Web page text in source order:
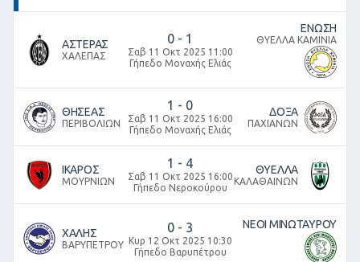
ΑΣΤΕΡΑΣ
ΧΑΛΕΠΑΣ
0 - 1
Σαβ 11 Οκτ 2025 11:00
Γήπεδο Μοναχής Ελιάς
ΕΝΩΣΗ
ΘΥΕΛΛΑ ΚΑΜΙΝΙΑ
ΘΗΣΕΑΣ
ΠΕΡΙΒΟΛΙΩΝ
1 - 0
Σαβ 11 Οκτ 2025 16:00
Γήπεδο Μοναχής Ελιάς
ΔΟΞΑ
ΠΑΧΙΑΝΩΝ
ΙΚΑΡΟΣ
ΜΟΥΡΝΙΩΝ
1 - 4
Σαβ 11 Οκτ 2025 16:00
Γήπεδο Νεροκούρου
ΘΥΕΛΛΑ
ΚΑΛΑΘΑΙΝΩΝ
ΧΑΛΗΣ
ΒΑΡΥΠΕΤΡΟΥ
0 - 3
Κυρ 12 Οκτ 2025 10:30
Γήπεδο Βαρυπέτρου
ΝΕΟΙ ΜΙΝΩΤΑΥΡΟΥ